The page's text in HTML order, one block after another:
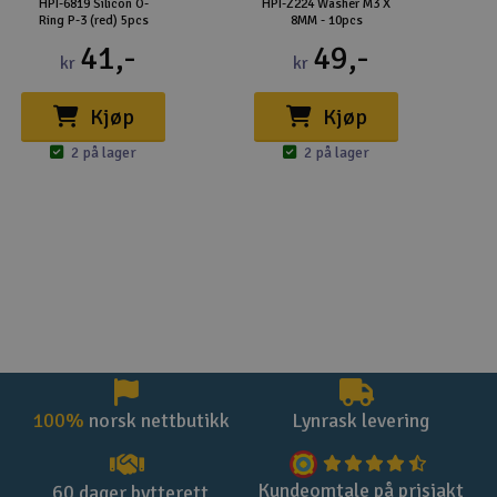
HPI-6819 Silicon O-
Ring P-3 (red) 5pcs
kr 41,-
Kjøp
2 på lager
HPI-Z224 Washer M3 X
8MM - 10pcs
kr 49,-
Kjøp
2 på lager
100% norsk nettbutikk Lynrask levering
Kundeomtale på prisjakt